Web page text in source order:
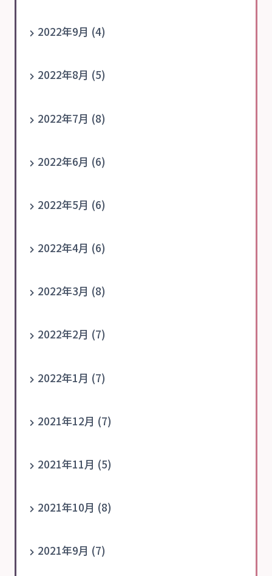
2022年9月 (4)
2022年8月 (5)
2022年7月 (8)
2022年6月 (6)
2022年5月 (6)
2022年4月 (6)
2022年3月 (8)
2022年2月 (7)
2022年1月 (7)
2021年12月 (7)
2021年11月 (5)
2021年10月 (8)
2021年9月 (7)